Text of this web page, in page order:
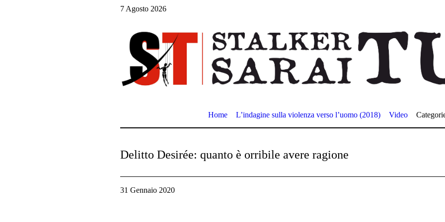
7 Agosto 2026
Home L’indagine sulla violenza verso l’uomo (2018) Video
Delitto Desirée: quanto è orribile avere ragione
31 Gennaio 2020